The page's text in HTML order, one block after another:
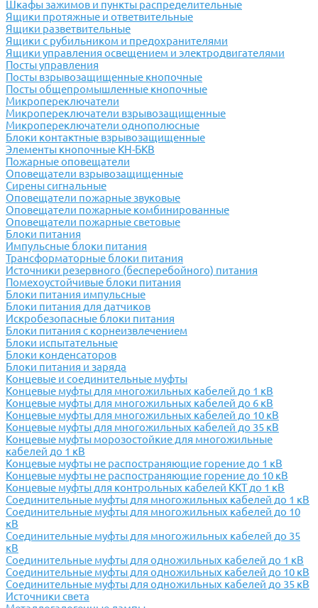
Шкафы зажимов и пункты распределительные
Ящики протяжные и ответвительные
Ящики разветвительные
Ящики с рубильником и предохранителями
Ящики управления освещением и электродвигателями
Посты управления
Посты взрывозащищенные кнопочные
Посты общепромышленные кнопочные
Микропереключатели
Микропереключатели взрывозащищенные
Микропереключатели однополюсные
Блоки контактные взрывозащищенные
Элементы кнопочные КН-БКВ
Пожарные оповещатели
Оповещатели взрывозащищенные
Сирены сигнальные
Оповещатели пожарные звуковые
Оповещатели пожарные комбинированные
Оповещатели пожарные световые
Блоки питания
Импульсные блоки питания
Трансформаторные блоки питания
Источники резервного (бесперебойного) питания
Помехоустойчивые блоки питания
Блоки питания импульсные
Блоки питания для датчиков
Искробезопасные блоки питания
Блоки питания с корнеизвлечением
Блоки испытательные
Блоки конденсаторов
Блоки питания и заряда
Концевые и соединительные муфты
Концевые муфты для многожильных кабелей до 1 кВ
Концевые муфты для многожильных кабелей до 6 кВ
Концевые муфты для многожильных кабелей до 10 кВ
Концевые муфты для многожильных кабелей до 35 кВ
Концевые муфты морозостойкие для многожильные
кабелей до 1 кВ
Концевые муфты не распостраняющие горение до 1 кВ
Концевые муфты не распостраняющие горение до 10 кВ
Концевые муфты для контрольных кабелей ККТ до 1 кВ
Соединительные муфты для многожильных кабелей до 1 кВ
Соединительные муфты для многожильных кабелей до 10
кВ
Соединительные муфты для многожильных кабелей до 35
кВ
Соединительные муфты для одножильных кабелей до 1 кВ
Соединительные муфты для одножильных кабелей до 10 кВ
Соединительные муфты для одножильных кабелей до 35 кВ
Источники света